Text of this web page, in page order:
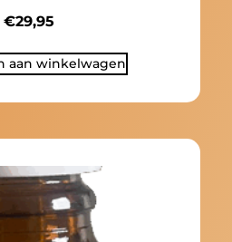
€29,95
aan winkelwagen